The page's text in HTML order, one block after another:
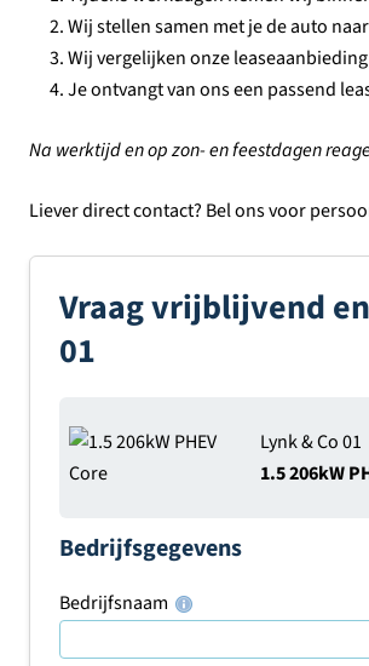
Wij stellen samen met je de auto
Wij vergelijken onze
Je ontvangt van ons een passend
Na werktijd en op zon- en feestdagen
Liever direct contact? Bel ons voor
Vraag vrijblijvend
01
Lynk & Co 01
1.5 206kW
Bedrijfsgegevens
Bedrijfsnaam